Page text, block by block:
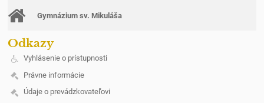
Gymnázium sv. Mikuláša
Odkazy
Vyhlásenie o prístupnosti
Právne informácie
Údaje o prevádzkovateľovi